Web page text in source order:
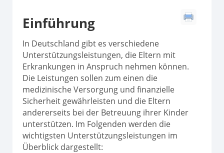
Einführung
In Deutschland gibt es verschiedene
Unterstützungsleistungen, die Eltern mit
Erkrankungen in Anspruch nehmen können.
Die Leistungen sollen zum einen die
medizinische Versorgung und finanzielle
Sicherheit gewährleisten und die Eltern
andererseits bei der Betreuung ihrer Kinder
unterstützen. Im Folgenden werden die
wichtigsten Unterstützungsleistungen im
Überblick dargestellt: